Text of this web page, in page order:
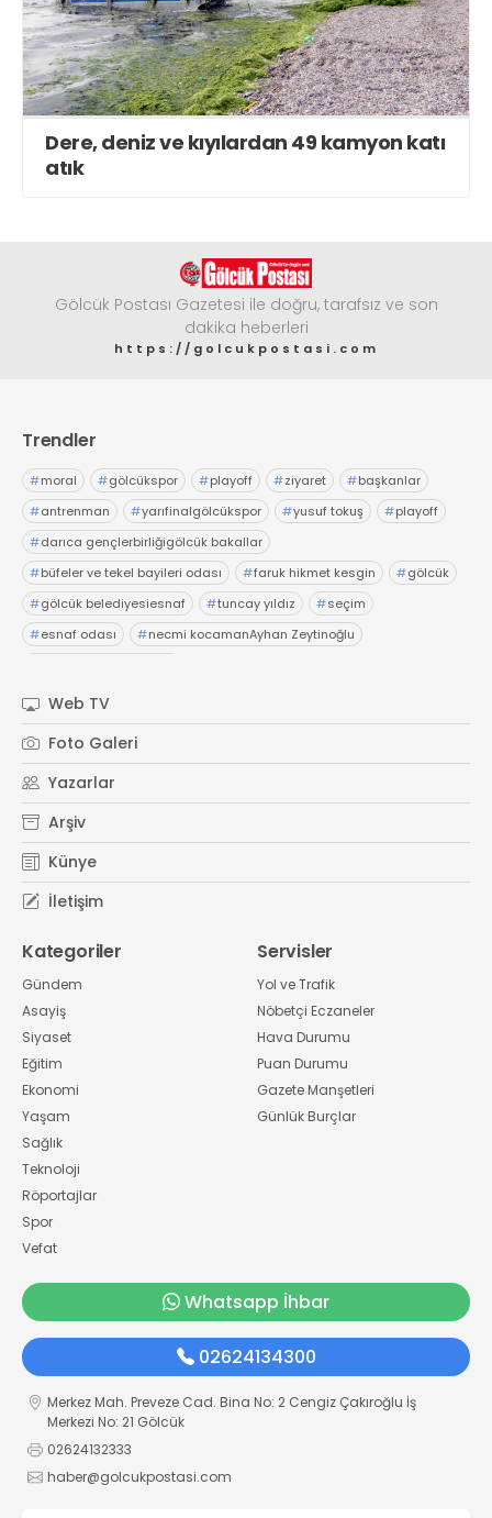
Dere, deniz ve kıyılardan 49 kamyon katı
atık
Gölcük Postası Gazetesi ile doğru, tarafsız ve son
dakika heberleri
https://golcukpostasi.com
Trendler
#moral #gölcükspor #playoff #ziyaret #başkanlar
#antrenman #yarıfinalgölcükspor #yusuf tokuş #playoff
#darıca gençlerbirliğigölcük bakallar
#büfeler ve tekel bayileri odası #faruk hikmet kesgin #gölcük
#gölcük belediyesiesnaf #tuncay yıldız #seçim
#esnaf odası #necmi kocamanAyhan Zeytinoğlu
Web TV
Foto Galeri
Yazarlar
Arşiv
Künye
İletişim
Kategoriler
Gündem
Asayiş
Siyaset
Eğitim
Ekonomi
Yaşam
Sağlık
Teknoloji
Röportajlar
Spor
Vefat
Servisler
Yol ve Trafik
Nöbetçi Eczaneler
Hava Durumu
Puan Durumu
Gazete Manşetleri
Günlük Burçlar
Whatsapp İhbar
02624134300
Merkez Mah. Preveze Cad. Bina No: 2 Cengiz Çakıroğlu İş
Merkezi No: 21 Gölcük
02624132333
haber@golcukpostasi.com